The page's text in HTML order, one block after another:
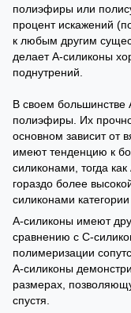
полиэфиры или
процент искажений
к любым другим
делает А-силиконы
поднутрений.
В своем большинстве
полиэфиры. Их
основном зависит от
имеют тенденцию к
силиконами, тогда
гораздо более
силиконами
А-силиконы имеют
сравнению с С-
полимеризации
А-силиконы
размерах,
спустя.